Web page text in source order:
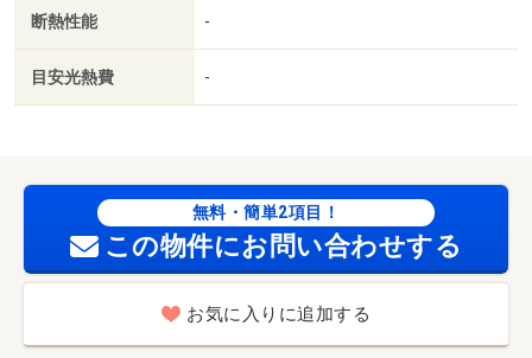
断熱性能 -
目安光熱費 -
無料・簡単2項目！
この物件にお問い合わせする
お気に入りに追加する